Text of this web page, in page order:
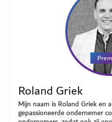
Roland Griek
Mijn naam is Roland Griek en
gepassioneerde ondernemer